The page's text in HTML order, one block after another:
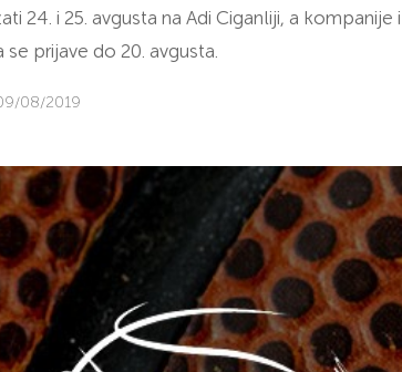
24. i 25. avgusta na Adi Ciganliji, a kompanije
prijave do 20. avgusta.
08/2019